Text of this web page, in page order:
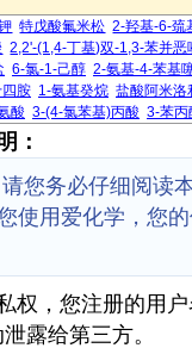
特戊酸氟米松 2-羟基-6-巯
2,2'-(1,4-丁基)双-1,3-苯并恶
6-氯-1-己醇 2-氨基-4-苯基
胺 1-氨基癸烷 盐酸阿米洛
酸 3-(4-氯苯基)丙酸 3-苯丙
：
您务必仔细阅读
使用爱化学，您
权，您注册的用
露给第三方。